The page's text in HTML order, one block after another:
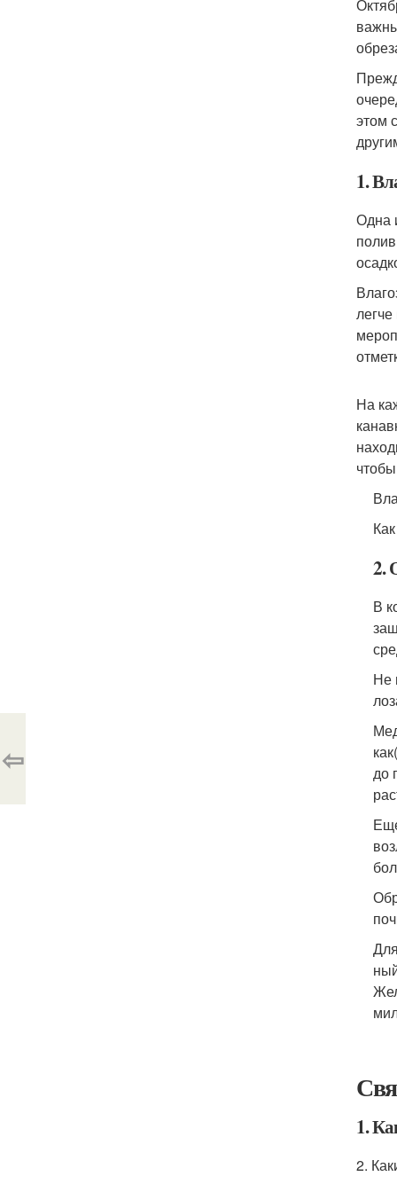
этом
1.
Одна
На
2.
В
Не
до
1.
2.
⇦